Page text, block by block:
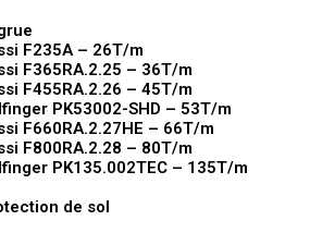
F235A – 26T/m
F365RA.2.25 – 36T/m
F455RA.2.26 – 45T/m
PK53002-SHD – 53T/m
F660RA.2.27HE – 66T/m
F800RA.2.28 – 80T/m
PK135.002TEC – 135T/m
de sol